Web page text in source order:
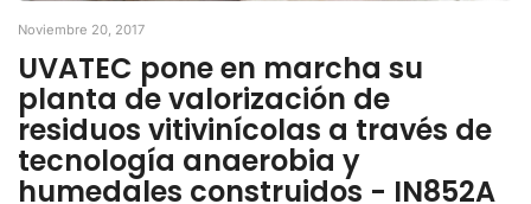
Noviembre 20, 2017
UVATEC pone en marcha su
planta de valorización de
residuos vitivinícolas a través de
tecnología anaerobia y
humedales construidos - IN852A